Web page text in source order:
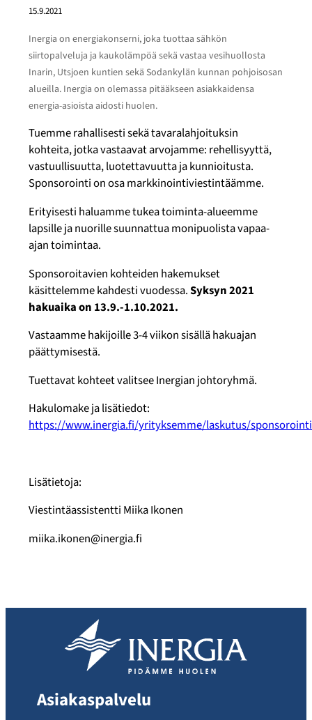
15.9.2021
Inergia on energiakonserni, joka tuottaa sähkön
siirtopalveluja ja kaukolämpöä sekä vastaa vesihuollosta
Inarin, Utsjoen kuntien sekä Sodankylän kunnan pohjoisosan
alueilla. Inergia on olemassa pitääkseen asiakkaidensa
energia-asioista aidosti huolen.
Tuemme rahallisesti sekä tavaralahjoituksin
kohteita, jotka vastaavat arvojamme: rehellisyyttä,
vastuullisuutta, luotettavuutta ja kunnioitusta.
Sponsorointi on osa markkinointiviestintäämme.
Erityisesti haluamme tukea toiminta-alueemme
lapsille ja nuorille suunnattua monipuolista vapaa-
ajan toimintaa.
Sponsoroitavien kohteiden hakemukset
käsittelemme kahdesti vuodessa.Syksyn 2021
hakuaika on 13.9.-1.10.2021.
Vastaamme hakijoille 3-4 viikon sisällä hakuajan
päättymisestä.
Tuettavat kohteet valitsee Inergian johtoryhmä.
Hakulomake ja lisätiedot:
https://www.inergia.fi/yrityksemme/laskutus/
Lisätietoja:
Viestintäassistentti Miika Ikonen
miika.ikonen@inergia.fi
Asiakaspalvelu